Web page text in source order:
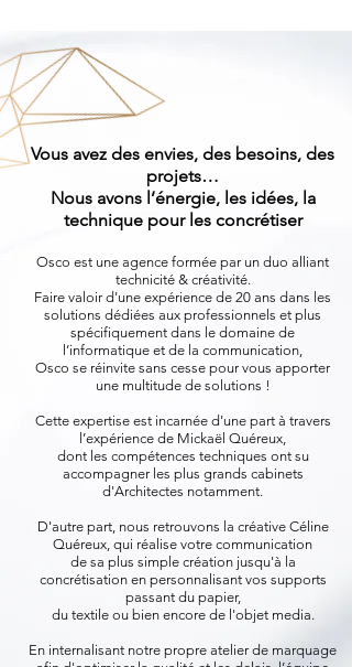
Vous avez des envies, des besoins, des
projets…
Nous avons l’énergie, les idées, la
technique pour les concrétiser
Osco est une agence formée par un duo alliant
technicité & créativité.
Faire valoir d'une expérience de 20 ans dans les
solutions dédiées aux professionnels et plus
spécifiquement dans le domaine de
l’informatique et de la communication,
Osco se réinvite sans cesse pour vous apporter
une multitude de solutions !
Cette expertise est incarnée d'une part à travers
l’expérience de Mickaël Quéreux,
dont les compétences techniques ont su
accompagner les plus grands cabinets
d'Architectes notamment.
D'autre part, nous retrouvons la créative Céline
Quéreux, qui réalise votre communication
de sa plus simple création jusqu'à la
concrétisation en personnalisant vos supports
passant du papier,
du textile ou bien encore de l'objet media.
En internalisant notre propre atelier de marquage